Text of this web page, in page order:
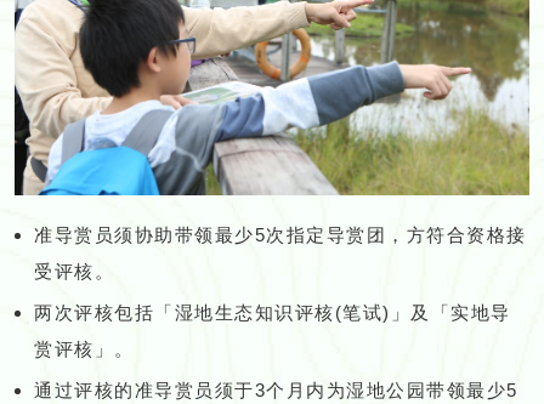
准导赏员须协助带领最少5次指定导赏团，方符合资格接
受评核。
两次评核包括「湿地生态知识评核(笔试)」及「实地导
赏评核」。
通过评核的准导赏员须于3个月内为湿地公园带领最少5